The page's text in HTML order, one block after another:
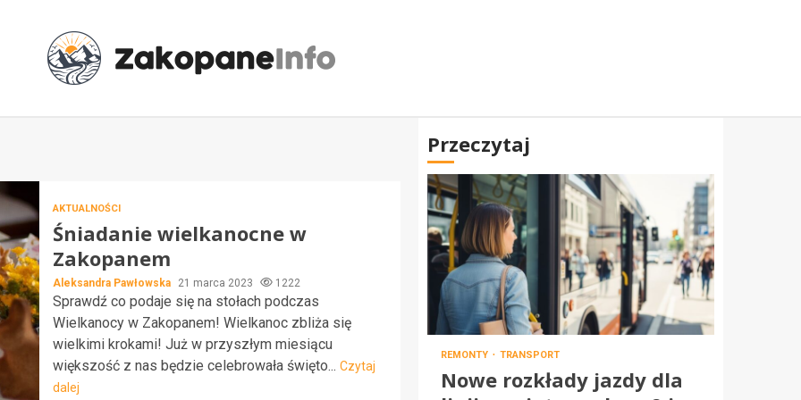
AKTUALNOŚCI
Śniadanie wielkanocne w
Zakopanem
Aleksandra Pawłowska 21 marca 2023 1222
Sprawdź co podaje się na stołach podczas
Wielkanocy w Zakopanem! Wielkanoc zbliża się
wielkimi krokami! Już w przyszłym miesiącu
większość z nas będzie celebrowała święto... Czytaj
dalej
Przeczytaj
REMONTY TRANSPORT
Nowe rozkłady jazdy dla